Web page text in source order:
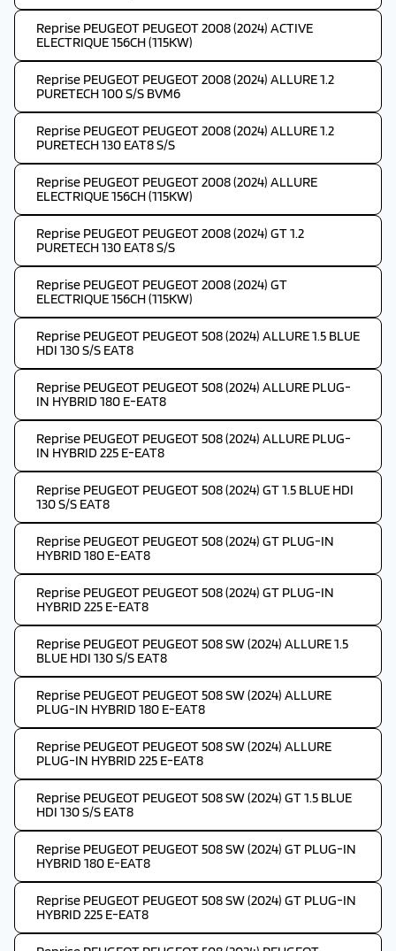
Reprise PEUGEOT PEUGEOT 2008 (2024) ACTIVE
ELECTRIQUE 156CH (115KW)
Reprise PEUGEOT PEUGEOT 2008 (2024) ALLURE 1.2
PURETECH 100 S/S BVM6
Reprise PEUGEOT PEUGEOT 2008 (2024) ALLURE 1.2
PURETECH 130 EAT8 S/S
Reprise PEUGEOT PEUGEOT 2008 (2024) ALLURE
ELECTRIQUE 156CH (115KW)
Reprise PEUGEOT PEUGEOT 2008 (2024) GT 1.2
PURETECH 130 EAT8 S/S
Reprise PEUGEOT PEUGEOT 2008 (2024) GT
ELECTRIQUE 156CH (115KW)
Reprise PEUGEOT PEUGEOT 508 (2024) ALLURE 1.5 BLUE
HDI 130 S/S EAT8
Reprise PEUGEOT PEUGEOT 508 (2024) ALLURE PLUG-
IN HYBRID 180 E-EAT8
Reprise PEUGEOT PEUGEOT 508 (2024) ALLURE PLUG-
IN HYBRID 225 E-EAT8
Reprise PEUGEOT PEUGEOT 508 (2024) GT 1.5 BLUE HDI
130 S/S EAT8
Reprise PEUGEOT PEUGEOT 508 (2024) GT PLUG-IN
HYBRID 180 E-EAT8
Reprise PEUGEOT PEUGEOT 508 (2024) GT PLUG-IN
HYBRID 225 E-EAT8
Reprise PEUGEOT PEUGEOT 508 SW (2024) ALLURE 1.5
BLUE HDI 130 S/S EAT8
Reprise PEUGEOT PEUGEOT 508 SW (2024) ALLURE
PLUG-IN HYBRID 180 E-EAT8
Reprise PEUGEOT PEUGEOT 508 SW (2024) ALLURE
PLUG-IN HYBRID 225 E-EAT8
Reprise PEUGEOT PEUGEOT 508 SW (2024) GT 1.5 BLUE
HDI 130 S/S EAT8
Reprise PEUGEOT PEUGEOT 508 SW (2024) GT PLUG-IN
HYBRID 180 E-EAT8
Reprise PEUGEOT PEUGEOT 508 SW (2024) GT PLUG-IN
HYBRID 225 E-EAT8